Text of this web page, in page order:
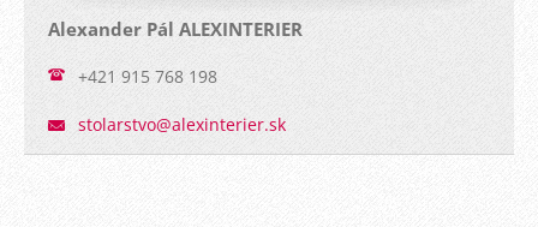
Alexander Pál ALEXINTERIER
+421 915 768 198
stolarstvo@alexinterier.sk